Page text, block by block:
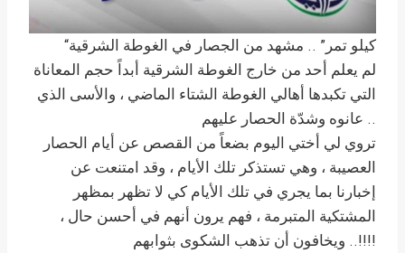
“كيلو تمر” .. مشهد من الجصار في الغوطة الشرقية
لم يعلم أحد من خارج الغوطة الشرقية أبداً حجم المعاناة
التي تكبدها أهالي الغوطة الشتاء الماضي ، والأسى الذي
عانوه وشدّة الحصار عليهم ..
تروي لي أختي اليوم بضعاً من القصص عن أيام الحصار
العصيبة ، وهي تستذكر تلك الأيام ، وقد امتنعت عن
إخبارنا بما يجري في تلك الأيام كي لا تظهر بمظهر
المشتكية المتبرمة ، فهم يرون أنهم في أحسن حال ،
ويخافون أن تذهب الشكوى بث وابهم ..!!!!